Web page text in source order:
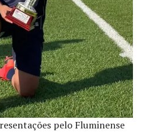
pelo Fluminense